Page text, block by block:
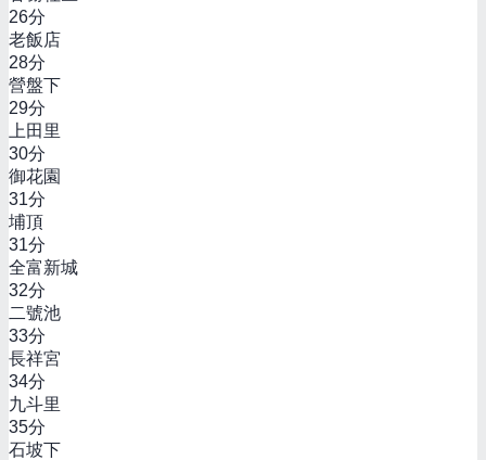
26分
老飯店
28分
營盤下
29分
上田里
30分
御花園
31分
埔頂
31分
全富新城
32分
二號池
33分
長祥宮
34分
九斗里
35分
石坡下